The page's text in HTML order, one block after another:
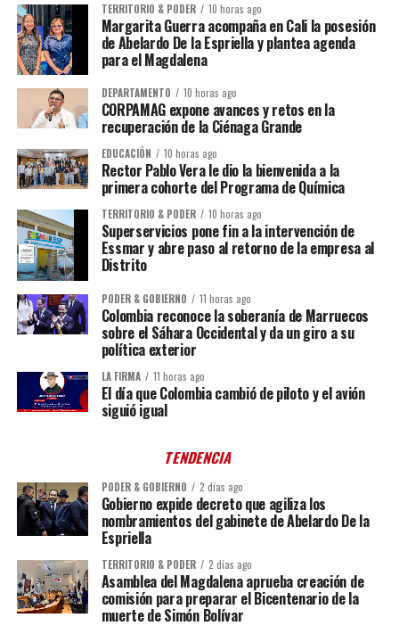
TERRITORIO & PODER 10 horas ago
Margarita Guerra acompaña en Cali la posesión
de Abelardo De la Espriella y plantea agenda
para el Magdalena
DEPARTAMENTO 10 horas ago
CORPAMAG expone avances y retos en la
recuperación de la Ciénaga Grande
EDUCACIÓN 10 horas ago
Rector Pablo Vera le dio la bienvenida a la
primera cohorte del Programa de Química
TERRITORIO & PODER 10 horas ago
Superservicios pone fin a la intervención de
Essmar y abre paso al retorno de la empresa al
Distrito
PODER & GOBIERNO 11 horas ago
Colombia reconoce la soberanía de Marruecos
sobre el Sáhara Occidental y da un giro a su
política exterior
LA FIRMA 11 horas ago
El día que Colombia cambió de piloto y el avión
siguió igual
TENDENCIA
PODER & GOBIERNO 2 días ago
Gobierno expide decreto que agiliza los
nombramientos del gabinete de Abelardo De la
Espriella
TERRITORIO & PODER 2 días ago
Asamblea del Magdalena aprueba creación de
comisión para preparar el Bicentenario de la
muerte de Simón Bolívar